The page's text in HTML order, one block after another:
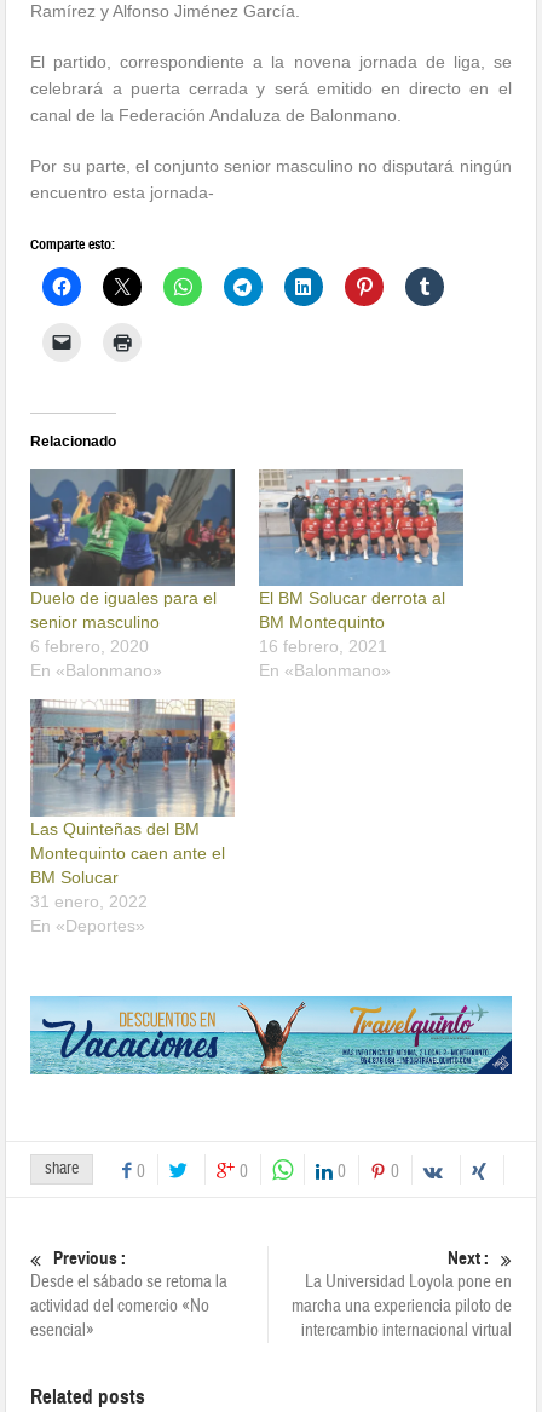
Ramírez y Alfonso Jiménez García.
El partido, correspondiente a la novena jornada de liga, se
celebrará a puerta cerrada y será emitido en directo en el
canal de la Federación Andaluza de Balonmano.
Por su parte, el conjunto senior masculino no disputará ningún
encuentro esta jornada-
Comparte esto:
Relacionado
Duelo de iguales para el
senior masculino
6 febrero, 2020
En «Balonmano»
El BM Solucar derrota al
BM Montequinto
16 febrero, 2021
En «Balonmano»
Las Quinteñas del BM
Montequinto caen ante el
BM Solucar
31 enero, 2022
En «Deportes»
share 0 0 0 0
Previous :
Desde el sábado se retoma la
actividad del comercio «No
esencial»
Next :
La Universidad Loyola pone en
marcha una experiencia piloto de
intercambio internacional virtual
Related posts